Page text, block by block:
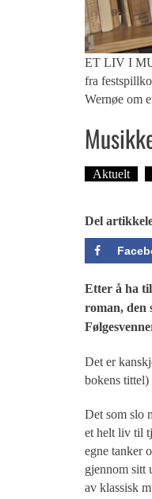
ET LIV I
fra
Wernøe om
Aktuelt
Del
Etter å ha
roman, den
Det er
bokens tittel)
Det som slo
et helt liv til
egne tanker
gjennom sitt
av klassisk